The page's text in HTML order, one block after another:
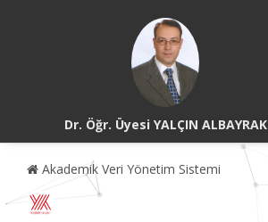
Dr. Öğr. Üyesi YALÇIN ALBAYRAK
Akademik Veri Yönetim Sistemi